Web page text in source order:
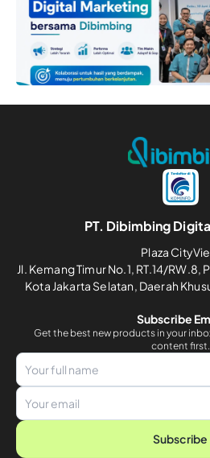
PT. Dibimbing
Plaza
Jl. Kemang Timur No.1, RT.14/
Kota Jakarta Selatan, Daerah
Subscribe
Get the best new products in your
content first.
Subscribe